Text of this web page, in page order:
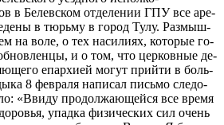
в Белев­ском от­де­ле­нии ГПУ все аре­
в тюрь­му в го­род Ту­лу. Раз­мыш­
на во­ле, о тех на­си­ли­ях, ко­то­рые го­
и о том, что цер­ков­ные де­
епар­хи­ей мо­гут прий­ти в боль­
8 фев­ра­ля на­пи­сал пись­мо сле­до­
«Вви­ду про­дол­жа­ю­щей­ся все вре­мя
упад­ка физи­че­ских сил очень